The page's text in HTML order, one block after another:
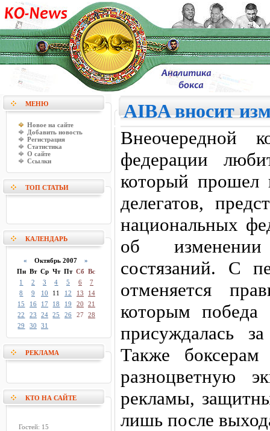
МЕНЮ
Новое на сайте
Добавить новость
Регистрация
Статистика
О сайте
Ссылки
ТОП СТАТЬИ
КАЛЕНДАРЬ
« Октябрь 2007»
Пн Вт Ср Чт Пт Сб Вс
1
2 3 4 5 6
7
8
9 10 11 12 13
14
15
16 17 18 19 20
21
22
23 24 25 26 27
28
29
30 31
РЕКЛАМА
КТО НА САЙТЕ
Гостей: 15
AIBA вносит
Внеочередной
федерации
который прошел
делегатов,
национальных
об
состязаний. С
отменяется
которым
присуждалась
Также боксерам
разноцветную
рекламы,
лишь после